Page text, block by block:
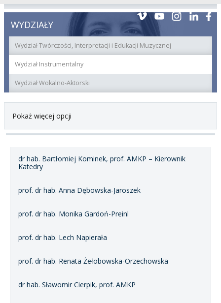
WYDZIAŁY
Wydział Twórczości, Interpretacji i Edukacji Muzycznej
Wydział Instrumentalny
Wydział Wokalno-Aktorski
Pokaż więcej opcji
dr hab. Bartłomiej Kominek, prof. AMKP – Kierownik
Katedry
prof. dr hab. Anna Dębowska-Jaroszek
prof. dr hab. Monika Gardoń-Preinl
prof. dr hab. Lech Napierała
prof. dr hab. Renata Żełobowska-Orzechowska
dr hab. Sławomir Cierpik, prof. AMKP